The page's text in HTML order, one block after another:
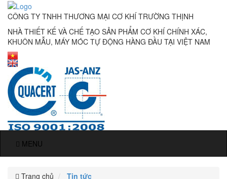
CÔNG TY TNHH THƯƠNG MẠI CƠ KHÍ TRƯỜNG THỊNH
NHÀ THIẾT KẾ VÀ CHẾ TẠO SẢN PHẨM CƠ KHÍ CHÍNH XÁC,
KHUÔN MẪU, MÁY MÓC TỰ ĐỘNG HÀNG ĐẦU TẠI VIỆT NAM
MENU
Trang chủ Tin tức